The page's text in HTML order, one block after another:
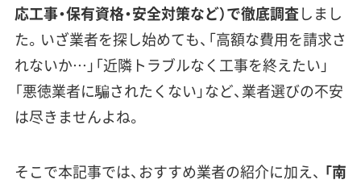
応工事・保有資格・安全対策など）で徹底調査しまし
た。いざ業者を探し始めても、「高額な費用を請求さ
れないか…」「近隣トラブルなく工事を終えたい」
「悪徳業者に騙されたくない」など、業者選びの不安
は尽きませんよね。
そこで本記事では、おすすめ業者の紹介に加え、 「南